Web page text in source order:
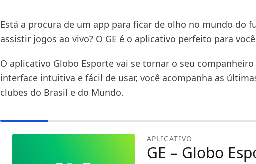
Está a procura de um app para ficar de olho no mundo do
assistir jogos ao vivo? O GE é o aplicativo perfeito para
O aplicativo Globo Esporte vai se tornar o seu
interface intuitiva e fácil de usar, você acompanha as
clubes do Brasil e do Mundo.
APLICATIVO
GE – Globo